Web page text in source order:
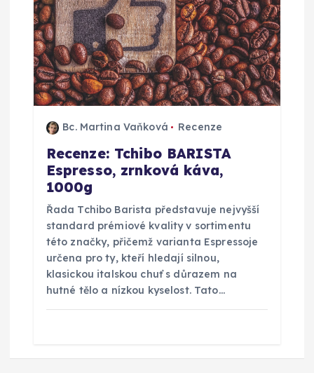
Bc. Martina Vaňková Recenze
Recenze: Tchibo BARISTA
Espresso, zrnková káva,
1000g
Řada Tchibo Barista představuje nejvyšší
standard prémiové kvality v sortimentu
této značky, přičemž varianta Espressoje
určena pro ty, kteří hledají silnou,
klasickou italskou chuť s důrazem na
hutné tělo a nízkou kyselost. Tato…